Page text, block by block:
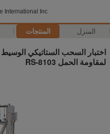
International Inc.
المنزل المنتجات
اختبار السحب الستاتيكي
لمقاومة الحمل RS-8103